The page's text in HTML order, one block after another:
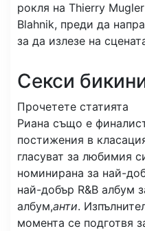
рокля на Thierry
Blahnik, преди да
за да излезе на
Секси
Прочетете статията
Риана също е
постижения в
гласуват за любимия
номинирана за най-
най-добър R&B албум
албум,анти.
момента се подготвя